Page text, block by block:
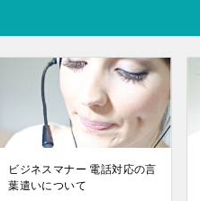
ビジネスマナー 電話対応の言
葉遣いについて